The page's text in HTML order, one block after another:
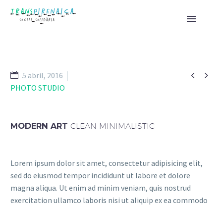
 
5 abril, 2016
PHOTO STUDIO
MODERN ART CLEAN MINIMALISTIC
Lorem ipsum dolor sit amet, consectetur adipisicing elit,
sed do eiusmod tempor incididunt ut labore et dolore
magna aliqua. Ut enim ad minim veniam, quis nostrud
exercitation ullamco laboris nisi ut aliquip ex ea commodo